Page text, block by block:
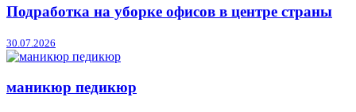
Подработка на уборке офисов в центре страны
30.07.2026
маникюр педикюр